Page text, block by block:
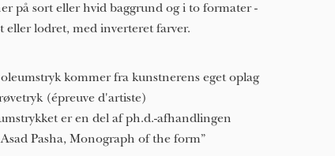
på sort eller hvid baggrund og i to formater -
eller lodret, med inverteret farver.
kommer fra kunstnerens eget oplag
(épreuve d'artiste)
er en del af ph.d.-afhandlingen
Pasha, Monograph of the form”